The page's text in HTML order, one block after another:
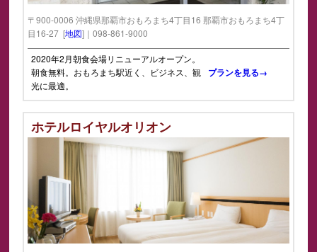
〒900-0006 沖縄県那覇市おもろまち4丁目16 那覇市おもろまち4丁
目16-27 [地図]｜098-861-9000
2020年2月朝食会場リニューアルオープン。
朝食無料。おもろまち駅近く、ビジネス、観
光に最適。
プランを見る→
ホテルロイヤルオリオン